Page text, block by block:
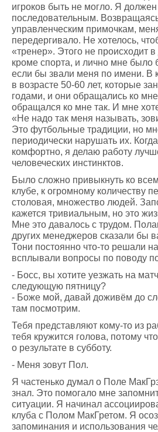
игроков быть не могло. Я
последовательным.
управленческим примочкам,
передергивало. Не хотелось,
«тренер». Этого не происходит в
кроме спорта, и лично мне было
если бы звали меня по имени. В
в возрасте 50-60 лет, которые
годами, и они обращались ко
обращался ко мне так. И мне
«Не надо так меня называть,
Это футбольные традиции, но
периодически нарушать их.
комфортно, я делаю работу
человеческих инстинктов.
Было сложно привыкнуть ко
клубе, к огромному количеству
столовая, множество людей.
кажется тривиальным, но это
Мне это давалось с трудом.
других менеджеров сказали бы
Тони постоянно что-то решали
всплывали вопросы по поводу
- Босс, вы хотите уезжать на
следующую пятницу?
- Боже мой, давай доживём до
там посмотрим.
Тебя представляют кому-то из
тебя кружится голова, потому
о результате в субботу.
- Меня зовут Пол.
Я частенько думал о Поле
знал. Это помогало мне
ситуации. Я начинал
клуба с Полом МакГретом. Я
запоминания и использования